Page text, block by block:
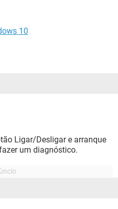
10
Ligar/Desligar e arranque
um diagnóstico.